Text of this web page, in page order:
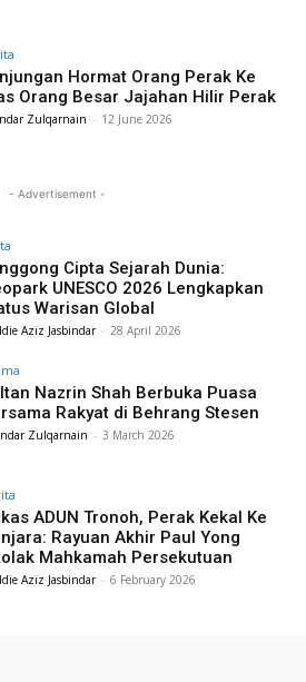
Hormat Orang Perak Ke
Orang Besar Jajahan Hilir Perak
Zulqarnain - 12 June 2026
- Advertisement -
Cipta Sejarah Dunia:
UNESCO 2026 Lengkapkan
Warisan Global
Aziz Jasbindar - 28 April 2026
Nazrin Shah Berbuka Puasa
Rakyat di Behrang Stesen
Zulqarnain - 3 March 2026
ADUN Tronoh, Perak Kekal Ke
Rayuan Akhir Paul Yong
Mahkamah Persekutuan
Aziz Jasbindar - 6 February 2026